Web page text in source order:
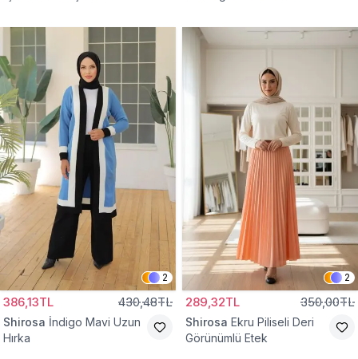
2
386,13TL 430,48TL
Shirosa İndigo Mavi Uzun
Hırka
2
289,32TL 350,00TL
Shirosa Ekru Piliseli Deri
Görünümlü Etek